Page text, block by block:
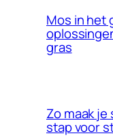
Mos in het
gras
Zo maak
stap voor